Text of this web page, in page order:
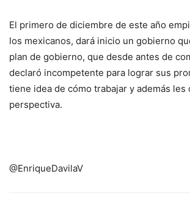
El primero de diciembre de este año
los mexicanos, dará inicio un gobierno
plan de gobierno, que desde antes de
declaró incompetente para lograr sus
tiene idea de cómo trabajar y además les
perspectiva.
@EnriqueDavilaV